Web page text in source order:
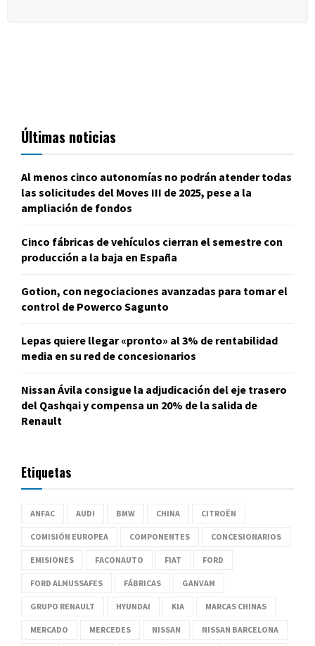
Últimas noticias
Al menos cinco autonomías no podrán atender todas
las solicitudes del Moves III de 2025, pese a la
ampliación de fondos
Cinco fábricas de vehículos cierran el semestre con
producción a la baja en España
Gotion, con negociaciones avanzadas para tomar el
control de Powerco Sagunto
Lepas quiere llegar «pronto» al 3% de rentabilidad
media en su red de concesionarios
Nissan Ávila consigue la adjudicación del eje trasero
del Qashqai y compensa un 20% de la salida de
Renault
Etiquetas
ANFAC AUDI BMW CHINA CITROËN
COMISIÓN EUROPEA COMPONENTES CONCESIONARIOS
EMISIONES FACONAUTO FIAT FORD
FORD ALMUSSAFES FÁBRICAS GANVAM
GRUPO RENAULT HYUNDAI KIA MARCAS CHINAS
MERCADO MERCEDES NISSAN NISSAN BARCELONA